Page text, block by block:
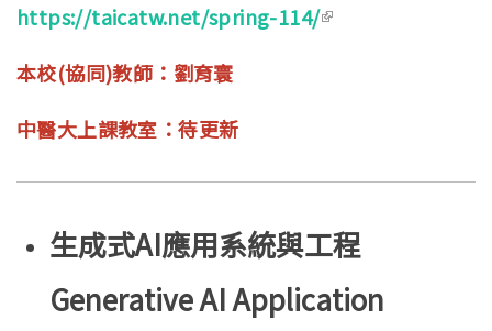
https://taicatw.net/spring-114/(link is external)
本校(協同)教師：劉育寰
中醫大上課教室：待更新
生成式AI應用系統與工程
Generative AI Application